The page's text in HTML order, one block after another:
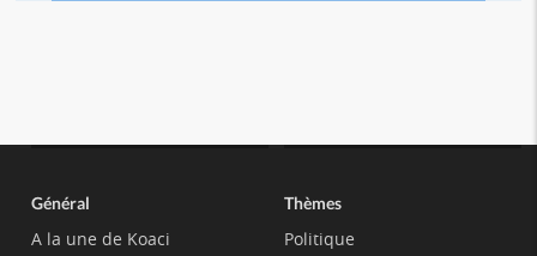
Général
A la une de Koaci
Thèmes
Politique